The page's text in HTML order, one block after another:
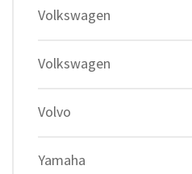
Volkswagen
Volkswagen
Volvo
Yamaha